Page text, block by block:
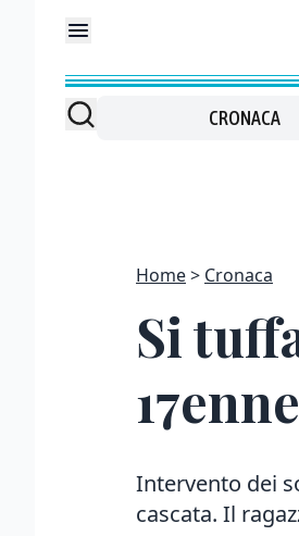
CRONACA
Home Cronaca
Si
Intervento dei
cascata. Il